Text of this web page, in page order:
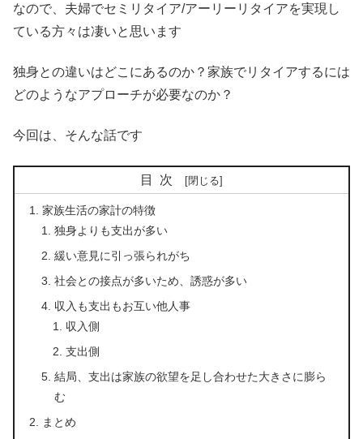
なので、夫婦でセミリタイア/アーリーリタイアを実現し
ている方々は凄いと思います
独身との違いはどこにあるのか？家族でリタイアするには
どのようなアプローチが必要なのか？
今回は、そんな話です
目次
家族生活の家計の特徴
独身よりも支出が多い
緩い意見に引っ張られがち
社会との接点が多いため、誘惑が多い
収入も支出もお互い他人事
収入側
支出側
結局、支出は家族の欲望を足し合わせた大きさに膨ら
む
まとめ